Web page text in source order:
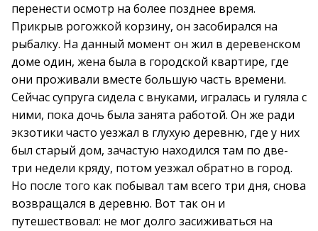
перенести осмотр на более позднее время.
Прикрыв рогожкой корзину, он засобирался на
рыбалку. На данный момент он жил в деревенском
доме один, жена была в городской квартире, где
они проживали вместе большую часть времени.
Сейчас супруга сидела с внуками, игралась и гуляла с
ними, пока дочь была занята работой. Он же ради
экзотики часто уезжал в глухую деревню, где у них
был старый дом, зачастую находился там по две-
три недели кряду, потом уезжал обратно в город.
Но после того как побывал там всего три дня, снова
возвращался в деревню. Вот так он и
путешествовал: не мог долго засиживаться на